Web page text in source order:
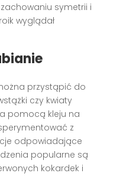
symetrii i
wyglądał
przystąpić do
czy kwiaty
pomocą kleju na
z
odpowiadające
popularne są
kokardek i